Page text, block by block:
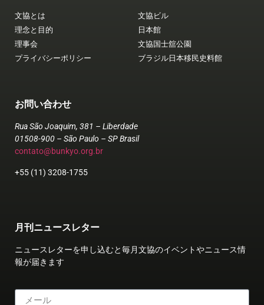
文協とは
理念と目的
理事会
プライバシーポリシー
文協ビル
日本館
文協国士舘公園
ブラジル日本移民史料館
お問い合わせ
Rua São Joaquim, 381 – Liberdade
01508-900 – São Paulo – SP Brasil
contato@bunkyo.org.br
+55 (11) 3208-1755
月刊ニュースレター
ニュースレターを申し込むと毎月文協のイベントやニュース情
報が届きます